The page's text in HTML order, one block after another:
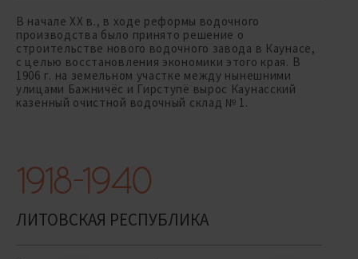
В начале ХХ в., в ходе реформы водочного
производства было принято решение о
строительстве нового водочного завода в Каунасе,
с целью восстановления экономики этого края. В
1906 г. на земельном участке между нынешними
улицами Бажничёс и Гирступё вырос Каунасский
казенный очистной водочный склад № 1.
1918-1940
ЛИТОВСКАЯ РЕСПУБЛИКА